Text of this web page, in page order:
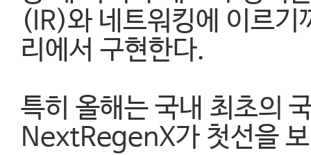
(IR)와 네트워킹에 이르기
리에서 구현한다.
특히 올해는 국내 최초의
NextRegenX가 첫선을